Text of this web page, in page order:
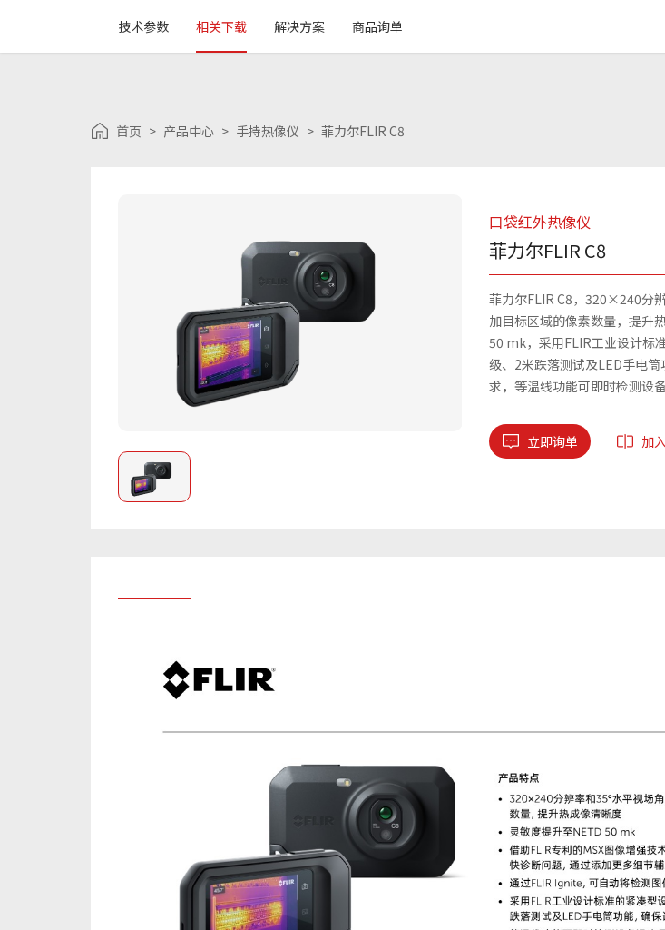
首页 > 产品中心 > 手持热像仪 > 菲力尔FLIR C8
口袋红外热像仪
菲力尔FLIR C8
菲力尔FLIR C8，320×240分
加目标区域的像素数量，提升
50 mk，采用FLIR工业设计标
级、2米跌落测试及LED手电
求，等温线功能可即时检测设
立即询单 加
技术参数 相关下载 解决方案 商品询单